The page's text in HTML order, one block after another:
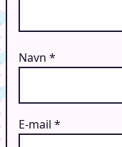
Navn *
E-mail *